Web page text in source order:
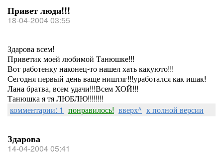
Привет люди!!!
18-04-2004 03:55
Здарова всем!
Приветик моей любимой Танюшке!!!
Вот работенку наконец-то нашел хать какуюто!!!
Сегодня первый день ваще ништяг!!!уработался как ишак!
Лана братва, всем удачи!!!Всем ХОЙ!!!
Танюшка я тя ЛЮБЛЮ!!!!!!!!
комментарии: 1 понравилось! вверх^ к полной версии
Здарова
14-04-2004 05:41